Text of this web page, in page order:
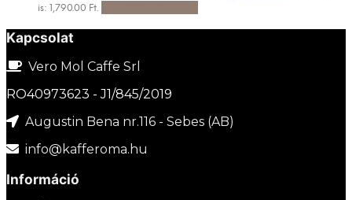
is: 1,790.00 Ft.
Kapcsolat
Vero Mol Caffe Srl
RO40973623 - J1/845/2019
Augustin Bena nr.116 - Sebes (AB)
info@kafferoma.hu
Információ